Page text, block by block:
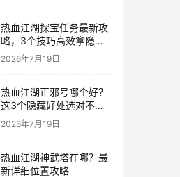
热血江湖探宝任务最新攻
略，3个技巧高效拿隐藏
奖励
2026年7月19日
热血江湖正邪号哪个好？
这3个隐藏好处选对不后
悔
2026年7月19日
热血江湖神武塔在哪？最
新详细位置攻略